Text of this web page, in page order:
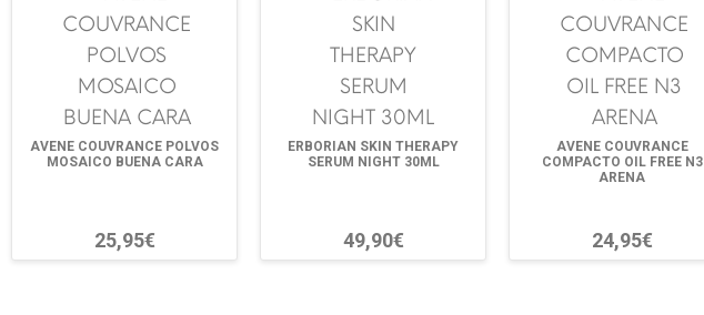
AVENE COUVRANCE POLVOS
MOSAICO BUENA CARA
25,95€
ERBORIAN SKIN THERAPY
SERUM NIGHT 30ML
49,90€
AVENE COUVRANCE
COMPACTO OIL FREE N3
ARENA
24,95€